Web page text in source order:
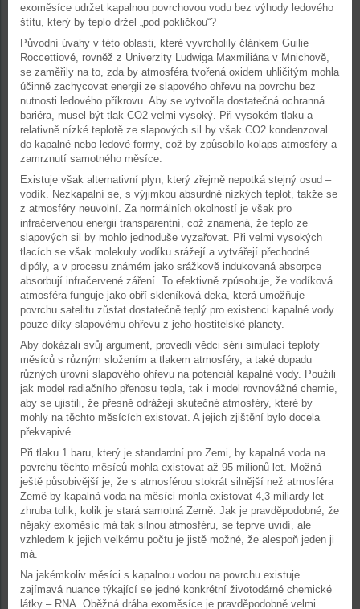
exoměsíce udržet kapalnou povrchovou vodu bez výhody ledového
štítu, který by teplo držel „pod pokličkou“?
Původní úvahy v této oblasti, které vyvrcholily článkem Guilie
Roccettiové, rovněž z Univerzity Ludwiga Maxmiliána v Mnichově,
se zaměřily na to, zda by atmosféra tvořená oxidem uhličitým mohla
účinně zachycovat energii ze slapového ohřevu na povrchu bez
nutnosti ledového příkrovu. Aby se vytvořila dostatečná ochranná
bariéra, musel být tlak CO2 velmi vysoký. Při vysokém tlaku a
relativně nízké teplotě ze slapových sil by však CO2 kondenzoval
do kapalné nebo ledové formy, což by způsobilo kolaps atmosféry a
zamrznutí samotného měsíce.
Existuje však alternativní plyn, který zřejmě nepotká stejný osud –
vodík. Nezkapalní se, s výjimkou absurdně nízkých teplot, takže se
z atmosféry neuvolní. Za normálních okolností je však pro
infračervenou energii transparentní, což znamená, že teplo ze
slapových sil by mohlo jednoduše vyzařovat. Při velmi vysokých
tlacích se však molekuly vodíku srážejí a vytvářejí přechodné
dipóly, a v procesu známém jako srážkově indukovaná absorpce
absorbují infračervené záření. To efektivně způsobuje, že vodíková
atmosféra funguje jako obří skleníková deka, která umožňuje
povrchu satelitu zůstat dostatečně teplý pro existenci kapalné vody
pouze díky slapovému ohřevu z jeho hostitelské planety.
Aby dokázali svůj argument, provedli vědci sérii simulací teploty
měsíců s různým složením a tlakem atmosféry, a také dopadu
různých úrovní slapového ohřevu na potenciál kapalné vody. Použili
jak model radiačního přenosu tepla, tak i model rovnovážné chemie,
aby se ujistili, že přesně odrážejí skutečné atmosféry, které by
mohly na těchto měsících existovat. A jejich zjištění bylo docela
překvapivé.
Při tlaku 1 baru, který je standardní pro Zemi, by kapalná voda na
povrchu těchto měsíců mohla existovat až 95 milionů let. Možná
ještě působivější je, že s atmosférou stokrát silnější než atmosféra
Země by kapalná voda na měsíci mohla existovat 4,3 miliardy let –
zhruba tolik, kolik je stará samotná Země. Jak je pravděpodobné, že
nějaký exoměsíc má tak silnou atmosféru, se teprve uvidí, ale
vzhledem k jejich velkému počtu je jistě možné, že alespoň jeden ji
má.
Na jakémkoliv měsíci s kapalnou vodou na povrchu existuje
zajímavá nuance týkající se jedné konkrétní životodárné chemické
látky – RNA. Oběžná dráha exoměsíce je pravděpodobně velmi